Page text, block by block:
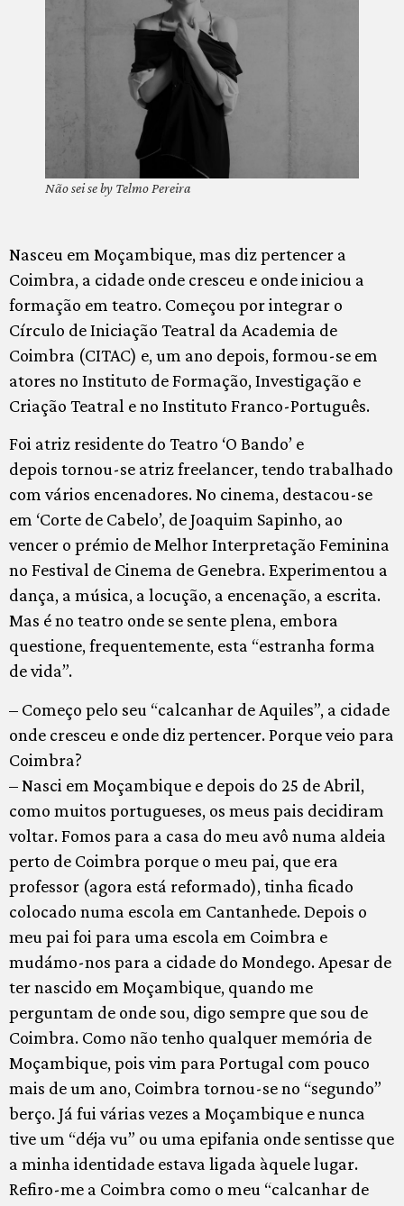
Não sei se by Telmo Pereira
Nasceu em Moçambique, mas diz pertencer a
Coimbra, a cidade onde cresceu e onde iniciou a
formação em teatro. Começou por integrar o
Círculo de Iniciação Teatral da Academia de
Coimbra (CITAC) e, um ano depois, formou-se em
atores no Instituto de Formação, Investigação e
Criação Teatral e no Instituto Franco-Português.
Foi atriz residente do Teatro ‘O Bando’ e
depois tornou-se atriz freelancer, tendo trabalhado
com vários encenadores. No cinema, destacou-se
em ‘Corte de Cabelo’, de Joaquim Sapinho, ao
vencer o prémio de Melhor Interpretação Feminina
no Festival de Cinema de Genebra. Experimentou a
dança, a música, a locução, a encenação, a escrita.
Mas é no teatro onde se sente plena, embora
questione, frequentemente, esta “estranha forma
de vida”.
– Começo pelo seu “calcanhar de Aquiles”, a cidade
onde cresceu e onde diz pertencer. Porque veio para
Coimbra?
– Nasci em Moçambique e depois do 25 de Abril,
como muitos portugueses, os meus pais decidiram
voltar. Fomos para a casa do meu avô numa aldeia
perto de Coimbra porque o meu pai, que era
professor (agora está reformado), tinha ficado
colocado numa escola em Cantanhede. Depois o
meu pai foi para uma escola em Coimbra e
mudámo-nos para a cidade do Mondego. Apesar de
ter nascido em Moçambique, quando me
perguntam de onde sou, digo sempre que sou de
Coimbra. Como não tenho qualquer memória de
Moçambique, pois vim para Portugal com pouco
mais de um ano, Coimbra tornou-se no “segundo”
berço. Já fui várias vezes a Moçambique e nunca
tive um “déja vu” ou uma epifania onde sentisse que
a minha identidade estava ligada àquele lugar.
Refiro-me a Coimbra como o meu “calcanhar de